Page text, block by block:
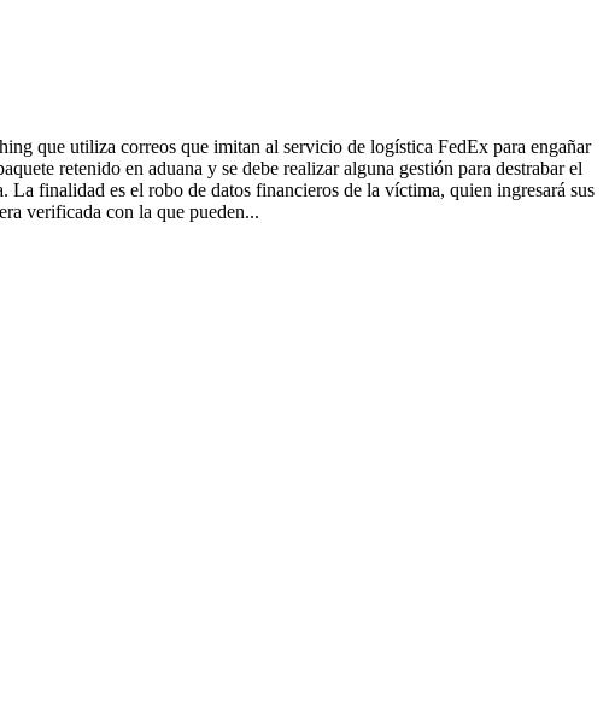
que utiliza correos que imitan al servicio de logística FedEx para engañar
retenido en aduana y se debe realizar alguna gestión para destrabar el
finalidad es el robo de datos financieros de la víctima, quien ingresará sus
verificada con la que pueden...